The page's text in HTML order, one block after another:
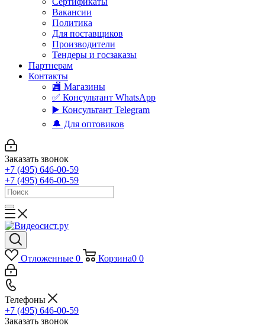
Вакансии
Политика
Для поставщиков
Производители
Тендеры и госзаказы
Партнерам
Контакты
🏬 Магазины
✅️ Консультант WhatsApp
▶️ Консультант Telegram
🔔 Для оптовиков
Заказать звонок
+7 (495) 646-00-59
+7 (495) 646-00-59
Отложенные 0 Корзина0 0
Телефоны
+7 (495) 646-00-59
Заказать звонок